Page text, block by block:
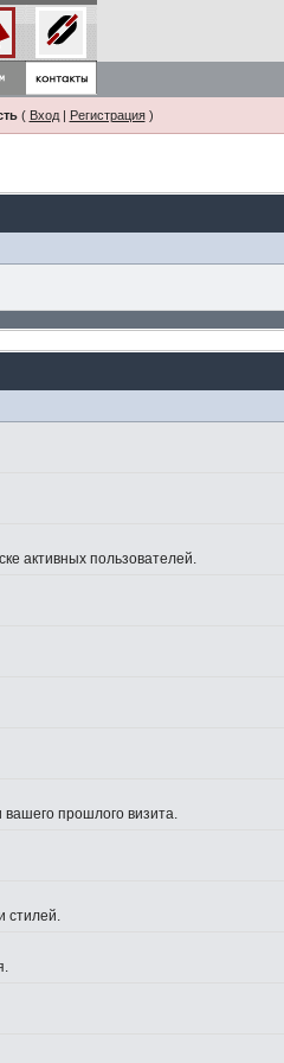
( Вход| Регистрация)
активных пользователей.
прошлого визита.
стилей.